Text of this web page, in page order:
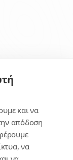
και να
απόδοση
να